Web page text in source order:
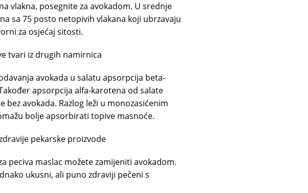
vlakna, posegnite za avokadom. U srednje
sa 75 posto netopivih vlakana koji ubrzavaju
za osjećaj sitosti.
tvari iz drugih namirnica
avokada u salatu apsorpcija beta-
apsorpcija alfa-karotena od salate
bez avokada. Razlog leži u monozasićenim
bolje apsorbirati topive masnoće.
pekarske proizvode
peciva maslac možete zamijeniti avokadom.
ukusni, ali puno zdraviji pečeni s